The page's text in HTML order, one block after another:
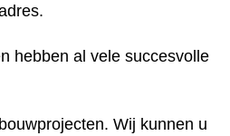
hebben al vele succesvolle
Wij kunnen u